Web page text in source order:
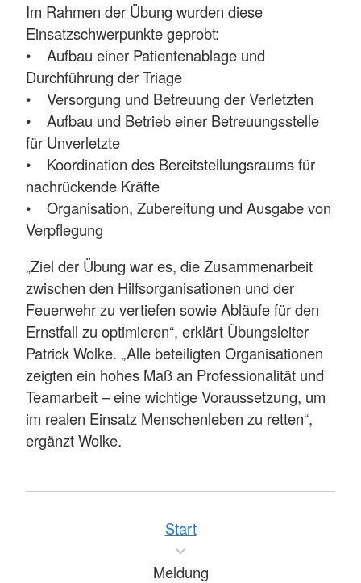
Im Rahmen der Übung wurden diese
Einsatzschwerpunkte geprobt:
• Aufbau einer Patientenablage und
Durchführung der Triage
• Versorgung und Betreuung der Verletzten
• Aufbau und Betrieb einer Betreuungsstelle
für Unverletzte
• Koordination des Bereitstellungsraums für
nachrückende Kräfte
• Organisation, Zubereitung und Ausgabe von
Verpflegung
„Ziel der Übung war es, die Zusammenarbeit
zwischen den Hilfsorganisationen und der
Feuerwehr zu vertiefen sowie Abläufe für den
Ernstfall zu optimieren“, erklärt Übungsleiter
Patrick Wolke. „Alle beteiligten Organisationen
zeigten ein hohes Maß an Professionalität und
Teamarbeit – eine wichtige Voraussetzung, um
im realen Einsatz Menschenleben zu retten“,
ergänzt Wolke.
Start
Meldung